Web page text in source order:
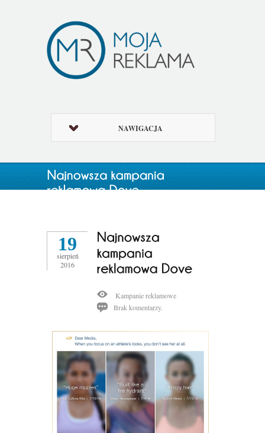
NAWIGACJA
19
sierpień
2016
Kampanie reklamowe
Brak komentarzy.